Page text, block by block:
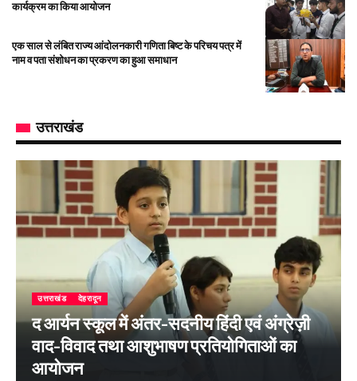
कार्यक्रम का किया आयोजन
एक साल से लंबित राज्य आंदोलनकारी गणिता बिष्ट के परिचय पत्र में
नाम व पता संशोधन का प्रकरण का हुआ समाधान
उत्तराखंड
उत्तराखंड देहरादून
द आर्यन स्कूल में अंतर-सदनीय हिंदी एवं अंग्रेज़ी
वाद-विवाद तथा आशुभाषण प्रतियोगिताओं का
आयोजन